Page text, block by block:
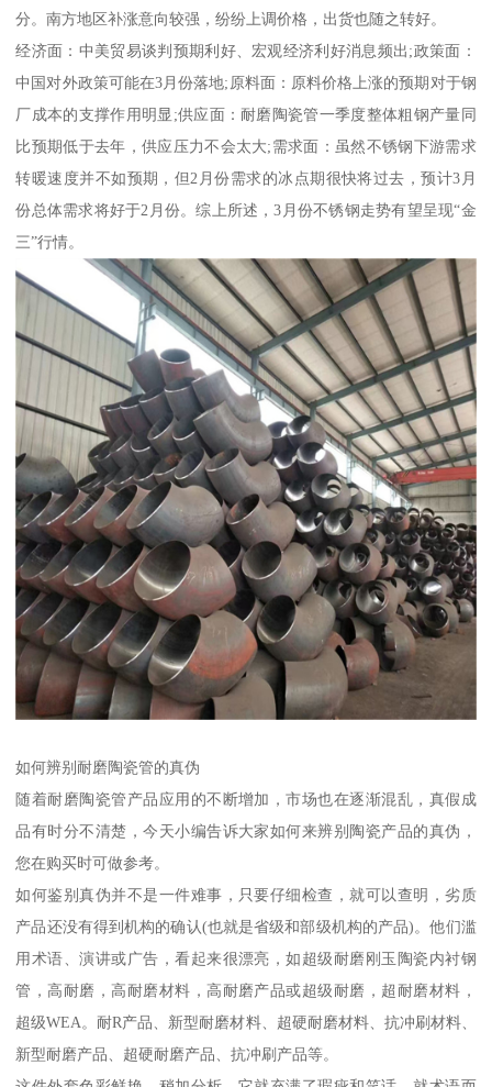
分。南方地区补涨意向较强，纷纷上调价格，出货也随之转好。
经济面：中美贸易谈判预期利好、宏观经济利好消息频出;政策面：
中国对外政策可能在3月份落地;原料面：原料价格上涨的预期对于钢
厂成本的支撑作用明显;供应面：耐磨陶瓷管一季度整体粗钢产量同
比预期低于去年，供应压力不会太大;需求面：虽然不锈钢下游需求
转暖速度并不如预期，但2月份需求的冰点期很快将过去，预计3月
份总体需求将好于2月份。综上所述，3月份不锈钢走势有望呈现“金
三”行情。
如何辨别耐磨陶瓷管的真伪
随着耐磨陶瓷管产品应用的不断增加，市场也在逐渐混乱，真假成
品有时分不清楚，今天小编告诉大家如何来辨别陶瓷产品的真伪，
您在购买时可做参考。
如何鉴别真伪并不是一件难事，只要仔细检查，就可以查明，劣质
产品还没有得到机构的确认(也就是省级和部级机构的产品)。他们滥
用术语、演讲或广告，看起来很漂亮，如超级耐磨刚玉陶瓷内衬钢
管，高耐磨，高耐磨材料，高耐磨产品或超级耐磨，超耐磨材料，
超级WEA。耐R产品、新型耐磨材料、超硬耐磨材料、抗冲刷材料、
新型耐磨产品、超硬耐磨产品、抗冲刷产品等。